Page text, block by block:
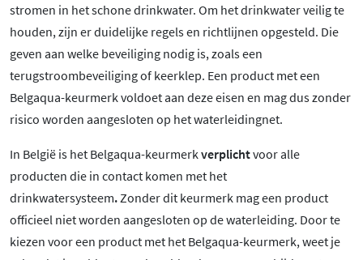
stromen in het schone drinkwater. Om het drinkwater veilig te
houden, zijn er duidelijke regels en richtlijnen opgesteld. Die
geven aan welke beveiliging nodig is, zoals een
terugstroombeveiliging of keerklep. Een product met een
Belgaqua-keurmerk voldoet aan deze eisen en mag dus zonder
risico worden aangesloten op het waterleidingnet.
In België is het Belgaqua-keurmerkverplichtvoor alle
producten die in contact komen met het
drinkwatersysteem. Zonder dit keurmerk mag een product
officieel niet worden aangesloten op de waterleiding. Door te
kiezen voor een product met het Belgaqua-keurmerk, weet je